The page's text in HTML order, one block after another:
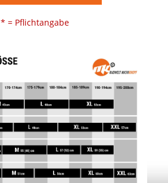
* = Pflichtangabe